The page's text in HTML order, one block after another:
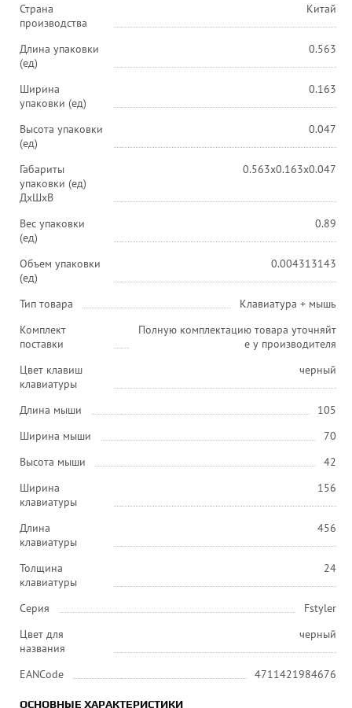
Страна
производства
Китай
Длина упаковки
(ед)
0.563
Ширина
упаковки (ед)
0.163
Высота упаковки
(ед)
0.047
Габариты
упаковки (ед)
ДхШхВ
0.563x0.163x0.047
Вес упаковки
(ед)
0.89
Объем упаковки
(ед)
0.004313143
Тип товара
Клавиатура + мышь
Комплект
поставки
Полную комплектацию товара уточняйт
е у производителя
Цвет клавиш
клавиатуры
черный
Длина мыши
105
Ширина мыши
70
Высота мыши
42
Ширина
клавиатуры
156
Длина
клавиатуры
456
Толщина
клавиатуры
24
Серия
Fstyler
Цвет для
названия
черный
EANCode 4711421984676
ОСНОВНЫЕ ХАРАКТЕРИСТИКИ